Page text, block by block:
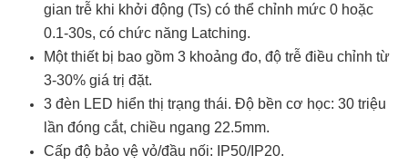
gian trễ khi khởi động (Ts) có thể chỉnh mức 0 hoặc
0.1-30s, có chức năng Latching.
Một thiết bị bao gồm 3 khoảng đo, độ trễ điều chỉnh từ
3-30% giá trị đặt.
3 đèn LED hiển thị trạng thái. Độ bền cơ học: 30 triệu
lần đóng cắt, chiều ngang 22.5mm.
Cấp độ bảo vệ vỏ/đầu nối: IP50/IP20.